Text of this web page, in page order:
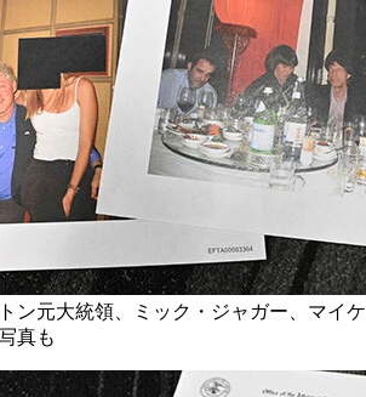
ン元大統領、ミック・ジャガー、マイケ
真も